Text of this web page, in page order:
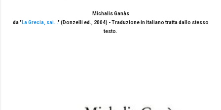
Michalis Ganàs
da "La Grecia, sai..." (Donzelli ed., 2004) - Traduzione in italiano tratta dallo stesso
testo.